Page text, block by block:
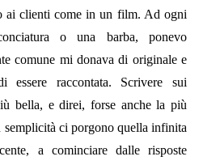
ai clienti come in un film. Ad ogni
o una barba, ponevo
comune mi donava di originale e
essere raccontata. Scrivere sui
bella, e direi, forse anche la più
ci porgono quella infinita
a cominciare dalle risposte